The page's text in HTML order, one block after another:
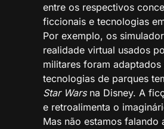
entre os respectivos
ficcionais e tecnologias
Por exemplo, os
realidade virtual usados
militares foram
tecnologias de parques
Star Warsna Disney. A
e retroalimenta o
Mas não estamos falando